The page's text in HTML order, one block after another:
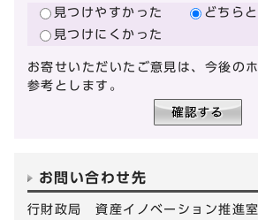
見つけやすかった
どちら
見つけにくかった
お寄せいただいたご意見は、今後の
参考とします。
お問い合わせ先
行財政局 資産イノベーション推進